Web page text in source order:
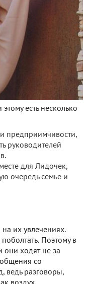
есть несколько
предприимчивости,
руководителей
для Лидочек,
очередь семье и
их увлечениях.
Поэтому в
они ходят не за
со
ведь разговоры,